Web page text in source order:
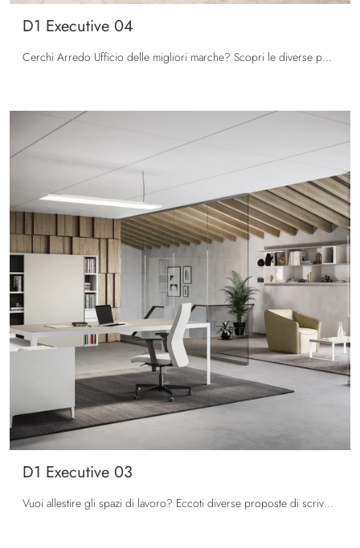
D1 Executive 04
Cerchi Arredo Ufficio delle migliori marche? Scopri le diverse proposte di scrivanie direzionali in melaminico, come il modello D1 Executive 04 di ...
D1 Executive 03
Vuoi allestire gli spazi di lavoro? Eccoti diverse proposte di scrivanie direzionali in melaminico, come il modello D1 Executive 03 di Colombini ...